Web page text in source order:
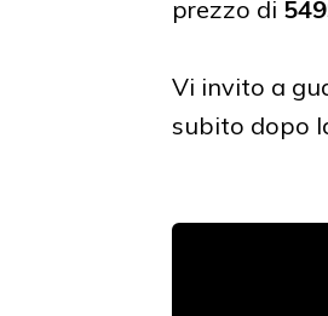
prezzo di
Vi invito a
subito dopo